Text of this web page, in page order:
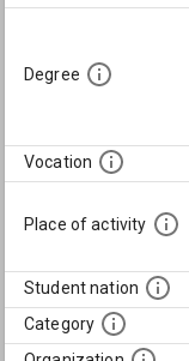
Degree
Vocation
Place of activity
Student nation
Category